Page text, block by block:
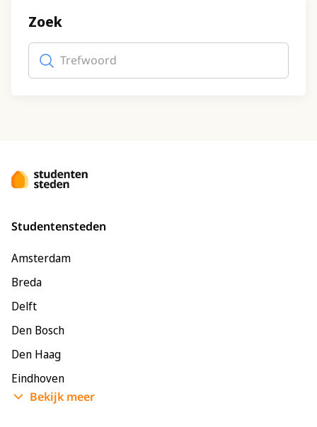
Zoek
Trefwoord
Studentensteden
Amsterdam
Breda
Delft
Den Bosch
Den Haag
Eindhoven
Enschede
Bekijk meer